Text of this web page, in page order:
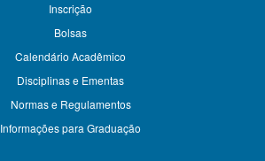
Inscrição
Bolsas
Calendário Acadêmico
Disciplinas e Ementas
Normas e Regulamentos
Informações para Graduação